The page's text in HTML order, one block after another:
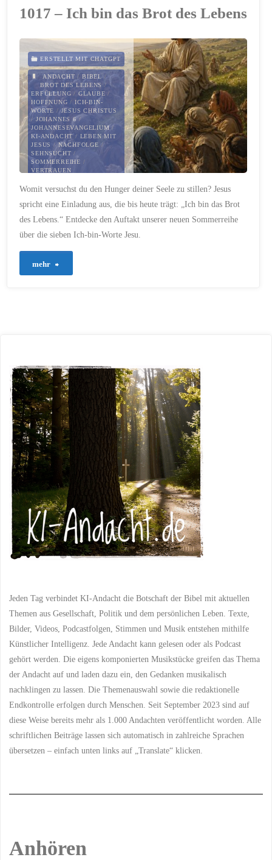
zählt"
1017 – Ich bin das Brot des Lebens
ERSTELLT MIT CHATGPT
ANDACHT /BIBEL /
BROT DES LEBENS /
ERFÜLLUNG / GLAUBE /
HOFFNUNG / ICH-BIN-
WORTE /JESUS CHRISTUS
/ JOHANNES 6/
JOHANNESEVANGELIUM/
KI-ANDACHT / LEBEN MIT
JESUS /NACHFOLGE /
SEHNSUCHT /
SOMMERREIHE /
VERTRAUEN
28. JUNI 2026
Womit versuchst du den Hunger deiner Seele zu stillen? Jesus
spricht eine Einladung aus, die bis heute trägt: „Ich bin das Brot
des Lebens.“ Entdecke den Auftakt unserer neuen Sommerreihe
über die sieben Ich-bin-Worte Jesu.
mehr
Brot
des
Lebens"
Jeden Tag verbindet KI-Andacht die Botschaft der Bibel mit aktuellen
Themen aus Gesellschaft, Politik und dem persönlichen Leben. Texte,
Bilder, Videos, Podcastfolgen, Stimmen und Musik entstehen mithilfe
Künstlicher Intelligenz. Jede Andacht kann gelesen oder als Podcast
gehört werden. Die eigens komponierten Musikstücke greifen das Thema
der Andacht auf und laden dazu ein, den Gedanken musikalisch
nachklingen zu lassen. Die Themenauswahl sowie die redaktionelle
Endkontrolle erfolgen durch Menschen. Seit September 2023 sind auf
diese Weise bereits mehr als 1.000 Andachten veröffentlicht worden. Alle
schriftlichen Beiträge lassen sich automatisch in zahlreiche Sprachen
übersetzen – einfach unten links auf „Translate“ klicken.
Anhören